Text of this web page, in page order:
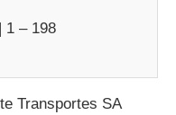
1 – 198
Transportes SA